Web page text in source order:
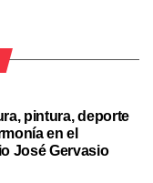
pintura, deporte
en el
José Gervasio